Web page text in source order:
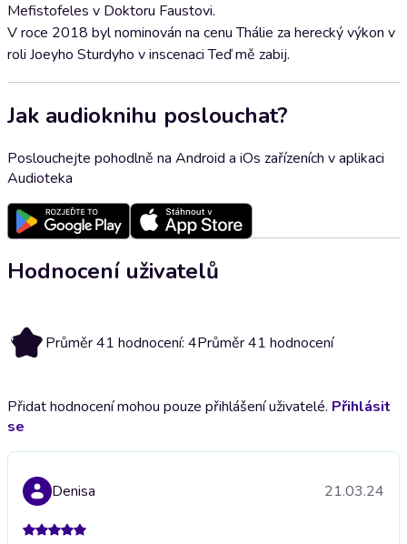
Mefistofeles v Doktoru Faustovi.
V roce 2018 byl nominován na cenu Thálie za herecký výkon v
roli Joeyho Sturdyho v inscenaci Teď mě zabij.
Jak audioknihu poslouchat?
Poslouchejte pohodlně na Android a iOs zařízeních v aplikaci
Audioteka
Hodnocení uživatelů
4 Průměr 41 hodnocení: 4Průměr 41 hodnocení
Přidat hodnocení mohou pouze přihlášení uživatelé. Přihlásit
se
Denisa 21.03.24